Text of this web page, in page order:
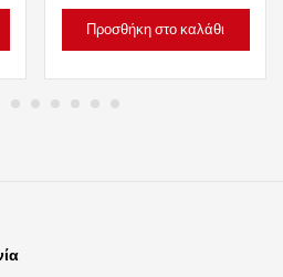
Προσθήκη στο καλάθι